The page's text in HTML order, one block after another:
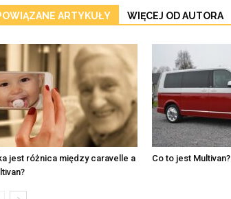
ARTYKUŁY WIĘCEJ OD AUTORA
jest różnica między caravelle a
Co to jest Multivan?